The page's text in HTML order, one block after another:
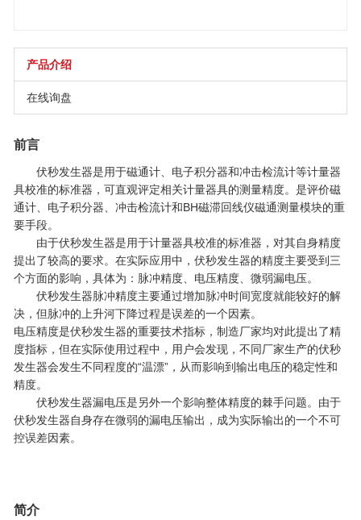
产品介绍
在线询盘
前言
伏秒发生器是用于磁通计、电子积分器和冲击检流计等计量器
具校准的标准器，可直观评定相关计量器具的测量精度。是评价磁
通计、电子积分器、冲击检流计和BH磁滞回线仪磁通测量模块的重
要手段。
由于伏秒发生器是用于计量器具校准的标准器，对其自身精度
提出了较高的要求。在实际应用中，伏秒发生器的精度主要受到三
个方面的影响，具体为：脉冲精度、电压精度、微弱漏电压。
伏秒发生器脉冲精度主要通过增加脉冲时间宽度就能较好的解
决，但脉冲的上升河下降过程是误差的一个因素。
电压精度是伏秒发生器的重要技术指标，制造厂家均对此提出了精
度指标，但在实际使用过程中，用户会发现，不同厂家生产的伏秒
发生器会发生不同程度的“温漂”，从而影响到输出电压的稳定性和
精度。
伏秒发生器漏电压是另外一个影响整体精度的棘手问题。由于
伏秒发生器自身存在微弱的漏电压输出，成为实际输出的一个不可
控误差因素。
简介